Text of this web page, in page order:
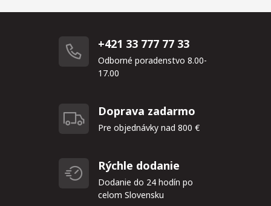
+421 33 777 77 33
Odborné poradenstvo 8.00-
17.00
Doprava zadarmo
Pre objednávky nad 800 €
Rýchle dodanie
Dodanie do 24 hodín po
celom Slovensku